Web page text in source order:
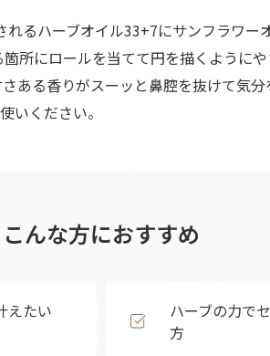
るハーブオイル33+7にサンフラワ
所にロールを当てて円を描くように
ある香りがスーッと鼻腔を抜けて気分
いください。
こんな方におすすめ
えたい
ハーブの力で
方